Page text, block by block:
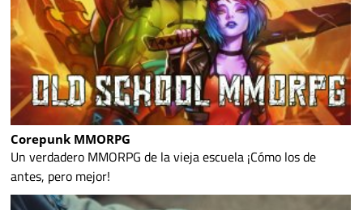
Corepunk MMORPG
Un verdadero MMORPG de la vieja escuela ¡Cómo los de
antes, pero mejor!